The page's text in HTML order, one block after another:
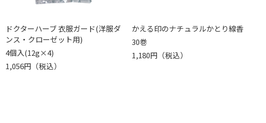
ドクターハーブ 衣服ガード(洋服ダ
ンス・クローゼット用)
4個入(12g×4)
1,056円（税込）
かえる印のナチュラルかとり線香
30巻
1,180円（税込）